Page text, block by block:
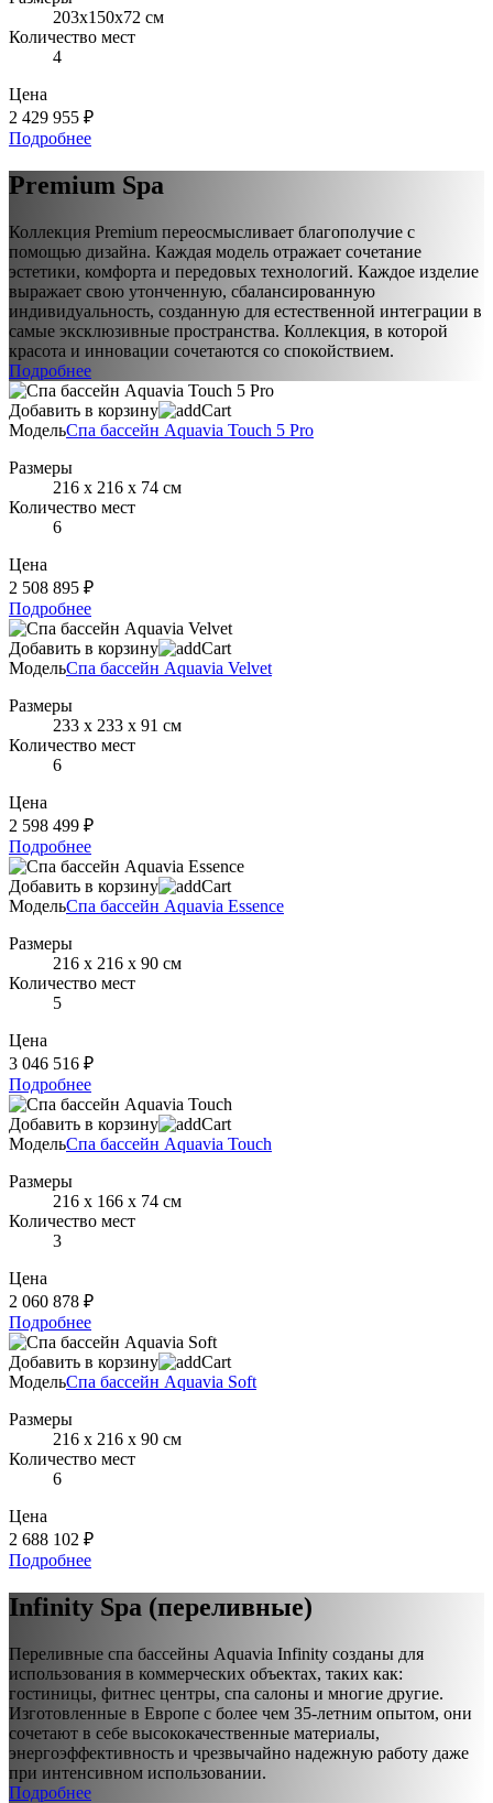
203x150x72 см
Количество мест
4
Цена
2 429 955 ₽
Подробнее
Premium Spa
Коллекция Premium переосмысливает благополучие с
помощью дизайна. Каждая модель отражает сочетание
эстетики, комфорта и передовых технологий. Каждое изделие
выражает свою утонченную, сбалансированную
индивидуальность, созданную для естественной интеграции в
самые эксклюзивные пространства. Коллекция, в которой
красота и инновации сочетаются со спокойствием.
Подробнее
Добавить в корзину
МодельСпа бассейн Aquavia Touch 5 Pro
Размеры
216 х 216 х 74 см
Количество мест
6
Цена
2 508 895 ₽
Подробнее
Добавить в корзину
МодельСпа бассейн Aquavia Velvet
Размеры
233 х 233 х 91 см
Количество мест
6
Цена
2 598 499 ₽
Подробнее
Добавить в корзину
МодельСпа бассейн Aquavia Essence
Размеры
216 х 216 х 90 см
Количество мест
5
Цена
3 046 516 ₽
Подробнее
Добавить в корзину
МодельСпа бассейн Aquavia Touch
Размеры
216 х 166 х 74 см
Количество мест
3
Цена
2 060 878 ₽
Подробнее
Добавить в корзину
МодельСпа бассейн Aquavia Soft
Размеры
216 х 216 х 90 см
Количество мест
6
Цена
2 688 102 ₽
Подробнее
Infinity Spa (переливные)
Переливные спа бассейны Aquavia Infinity созданы для
использования в коммерческих объектах, таких как:
гостиницы, фитнес центры, спа салоны и многие другие.
Изготовленные в Европе с более чем 35-летним опытом, они
сочетают в себе высококачественные материалы,
энергоэффективность и чрезвычайно надежную работу даже
при интенсивном использовании.
Подробнее